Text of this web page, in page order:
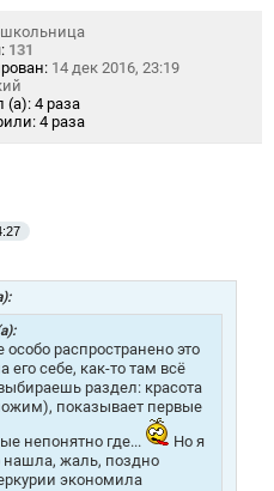
131
14 дек 2016, 23:19
(а): 4 раза
4 раза
распространено это
себе, как-то там всё
раздел: красота
показывает первые
непонятно где...
Но я
нашла, жаль, поздно
экономила